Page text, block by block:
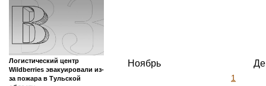
Логистический центр
Wildberries эвакуировали из-
за пожара в Тульской
Ноябрь
1